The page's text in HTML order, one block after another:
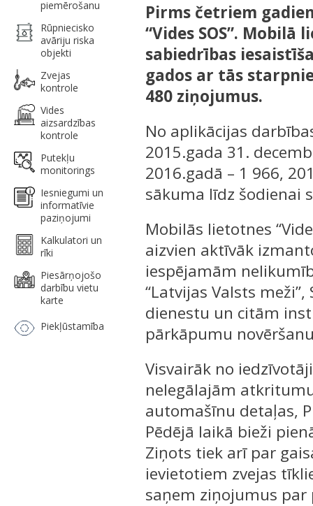
piemērošanu
Rūpniecisko
avāriju riska
objekti
Zvejas
kontrole
Vides
aizsardzības
kontrole
Putekļu
monitorings
Iesniegumi un
informatīvie
paziņojumi
Kalkulatori un
rīki
Piesārņojošo
darbību vietu
karte
Piekļūstamība
Pirms četriem
“Vides SOS”.
sabiedrības
gados ar tās
480 ziņojumus.
No aplikācijas
2015.gada 31.
2016.gadā – 1 966,
sākuma līdz šodienai
Mobilās lietotnes
aizvien aktīvāk
iespējamām
“Latvijas Valsts meži”,
dienestu un citām
pārkāpumu
Visvairāk no
nelegālajām
automašīnu detaļas,
Pēdējā laikā bieži
Ziņots tiek arī par
ievietotiem zvejas
saņem ziņojumus